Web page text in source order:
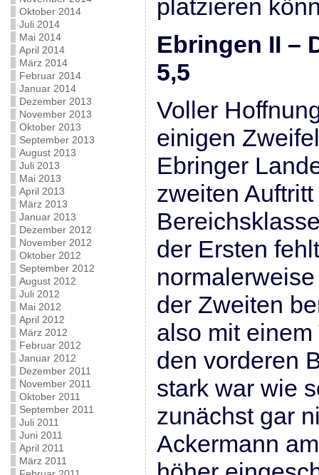
Oktober 2014
Juli 2014
Mai 2014
April 2014
März 2014
Februar 2014
Januar 2014
Dezember 2013
November 2013
Oktober 2013
September 2013
August 2013
Juli 2013
Mai 2013
April 2013
März 2013
Januar 2013
Dezember 2012
November 2012
Oktober 2012
September 2012
August 2012
Juli 2012
Mai 2012
April 2012
März 2012
Februar 2012
Januar 2012
Dezember 2011
November 2011
Oktober 2011
September 2011
Juli 2011
Juni 2011
April 2011
März 2011
platzieren
Ebringen II –
5,5
Voller
einigen
Ebringer
zweiten
der Ersten
der Zweiten
also mit
den vorderen
stark war wie
zunächst gar
Ackermann